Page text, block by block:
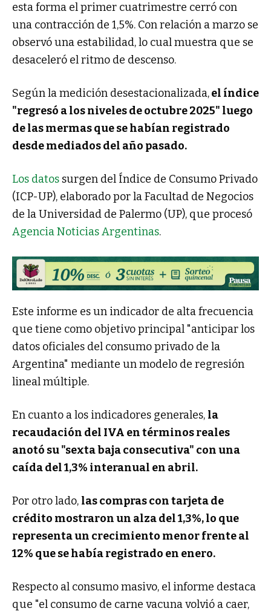
esta forma el primer cuatrimestre cerró con
una contracción de 1,5%. Con relación a marzo se
observó una estabilidad, lo cual muestra que se
desaceleró el ritmo de descenso.
Según la medición desestacionalizada,el índice
"regresó a los niveles de octubre 2025" luego
de las mermas que se habían registrado
desde mediados del año pasado.
Los datos surgen del Índice de Consumo Privado
(ICP-UP), elaborado por la Facultad de Negocios
de la Universidad de Palermo (UP), que procesó
Agencia Noticias Argentinas.
Este informe es un indicador de alta frecuencia
que tiene como objetivo principal "anticipar los
datos oficiales del consumo privado de la
Argentina" mediante un modelo de regresión
lineal múltiple.
En cuanto a los indicadores generales, la
recaudación del IVA en términos reales
anotó su "sexta baja consecutiva" con una
caída del 1,3% interanual en abril.
Por otro lado, las compras con tarjeta de
crédito mostraron un alza del 1,3%, lo que
representa un crecimiento menor frente al
12% que se había registrado en enero.
Respecto al consumo masivo, el informe destaca
que "el consumo de carne vacuna volvió a caer,